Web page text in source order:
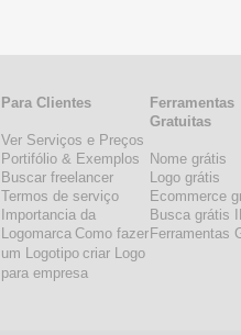
Para Clientes
Ver Serviços e Preços
Portifólio & Exemplos
Buscar freelancer
Termos de serviço
Importancia da
Logomarca Como fazer
um Logotipo criar Logo
para empresa
Ferramentas
Gratuitas
Nome grátis
Logo grátis
Ecommerce
Busca grátis
Ferramentas